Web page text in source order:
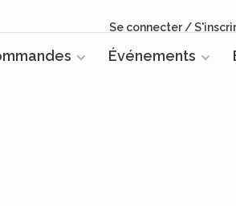
Événements
Se connecter /